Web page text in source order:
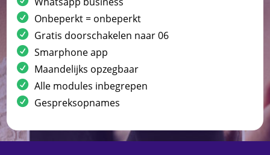
Onbeperkt = onbeperkt
Gratis doorschakelen naar 06
Smarphone app
Maandelijks opzegbaar
Alle modules inbegrepen
Gespreksopnames